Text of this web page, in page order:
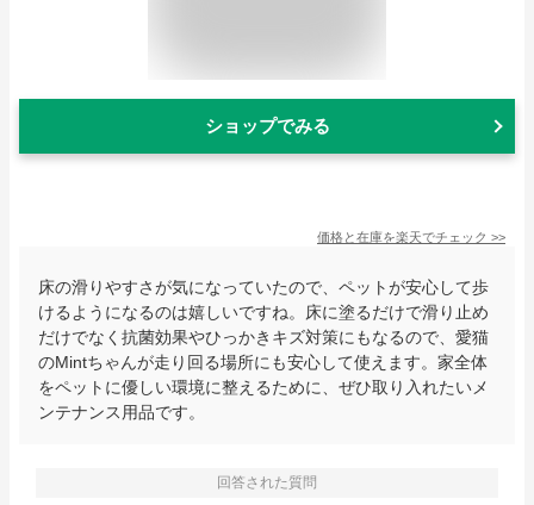
ショップでみる
価格と在庫を楽天でチェック >>
床の滑りやすさが気になっていたので、ペットが安心して歩
けるようになるのは嬉しいですね。床に塗るだけで滑り止め
だけでなく抗菌効果やひっかきキズ対策にもなるので、愛猫
のMintちゃんが走り回る場所にも安心して使えます。家全体
をペットに優しい環境に整えるために、ぜひ取り入れたいメ
ンテナンス用品です。
回答された質問